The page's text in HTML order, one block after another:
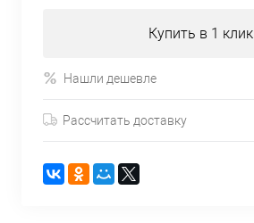
Купить в 1 клик
Нашли дешевле
Рассчитать доставку